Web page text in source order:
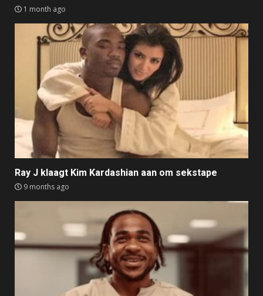
1 month ago
Ray J klaagt Kim Kardashian aan om sekstape
9 months ago